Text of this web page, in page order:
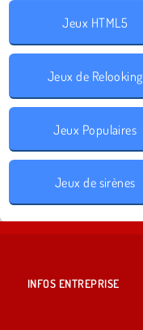
Jeux HTML5
Jeux de Relooking
Jeux Populaires
Jeux de sirènes
INFOS ENTREPRISE